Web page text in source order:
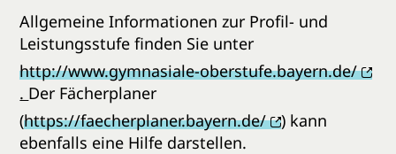
Allgemeine Informationen zur Profil- und
Leistungsstufe finden Sie unter
http://www.gymnasiale-oberstufe.bayern.de/
. Der Fächerplaner
(https://faecherplaner.bayern.de/
) kann
ebenfalls eine Hilfe darstellen.